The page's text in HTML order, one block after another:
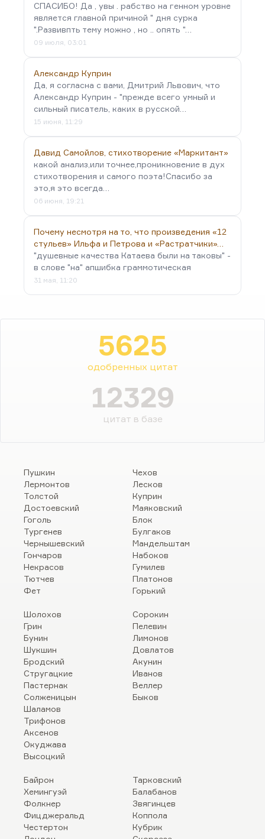
СПАСИБО! Да , увы . рабство на генном уровне
является главной причиной " дня сурка
".Развивпть тему можно , но .. опять "…
09 июля, 03:01
Александр Куприн
Да, я согласна с вами, Дмитрий Львович, что
Александр Куприн - "прежде всего умный и
сильный писатель, каких в русской…
15 июня, 11:29
Давид Самойлов, стихотворение «Маркитант»
какой анализ,или точнее,проникновение в дух
стихотворения и самого поэта!Спасибо за
это,я это всегда…
06 июня, 19:21
Почему несмотря на то, что произведения «12
стульев» Ильфа и Петрова и «Растратчики»…
"душевные качества Катаева были на таковы" -
в слове "на" апшибка граммотическая
31 мая, 11:20
5625
одобренных цитат
12329
цитат в базе
Пушкин
Лермонтов
Толстой
Достоевский
Гоголь
Тургенев
Чернышевский
Гончаров
Некрасов
Тютчев
Фет
Чехов
Лесков
Куприн
Маяковский
Блок
Булгаков
Мандельштам
Набоков
Гумилев
Платонов
Горький
Шолохов
Грин
Бунин
Шукшин
Бродский
Стругацкие
Пастернак
Солженицын
Шаламов
Трифонов
Аксенов
Окуджава
Высоцкий
Сорокин
Пелевин
Лимонов
Довлатов
Акунин
Иванов
Веллер
Быков
Байрон
Хемингуэй
Фолкнер
Фицджеральд
Честертон
Тарковский
Балабанов
Звягинцев
Коппола
Кубрик